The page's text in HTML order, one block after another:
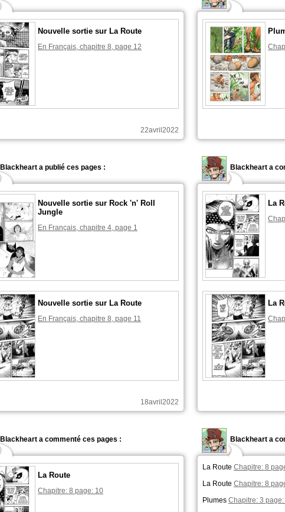
Nouvelle sortie sur La Route
En Français, chapitre 8, page 12
22avril2022
Blackheart a publié ces pages :
Nouvelle sortie sur Rock 'n' Roll
Jungle
En Français, chapitre 4, page 1
Nouvelle sortie sur La Route
En Français, chapitre 8, page 11
18avril2022
Blackheart a
La
La
Blackheart a commenté ces pages :
La Route
Chapitre: 8 page: 10
Blackheart a
La Route Chapitre: 8
La Route Chapitre: 8
Plumes Chapitre: 3 page: